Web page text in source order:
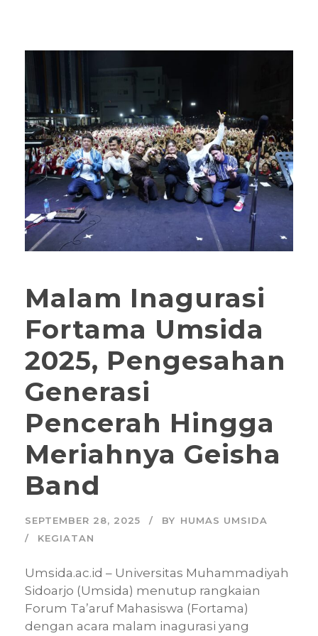
Malam Inagurasi
Fortama Umsida
2025, Pengesahan
Generasi
Pencerah Hingga
Meriahnya Geisha
Band
SEPTEMBER 28, 2025 BY HUMAS UMSIDA
KEGIATAN
Umsida.ac.id – Universitas Muhammadiyah
Sidoarjo (Umsida) menutup rangkaian
Forum Ta’aruf Mahasiswa (Fortama)
dengan acara malam inagurasi yang